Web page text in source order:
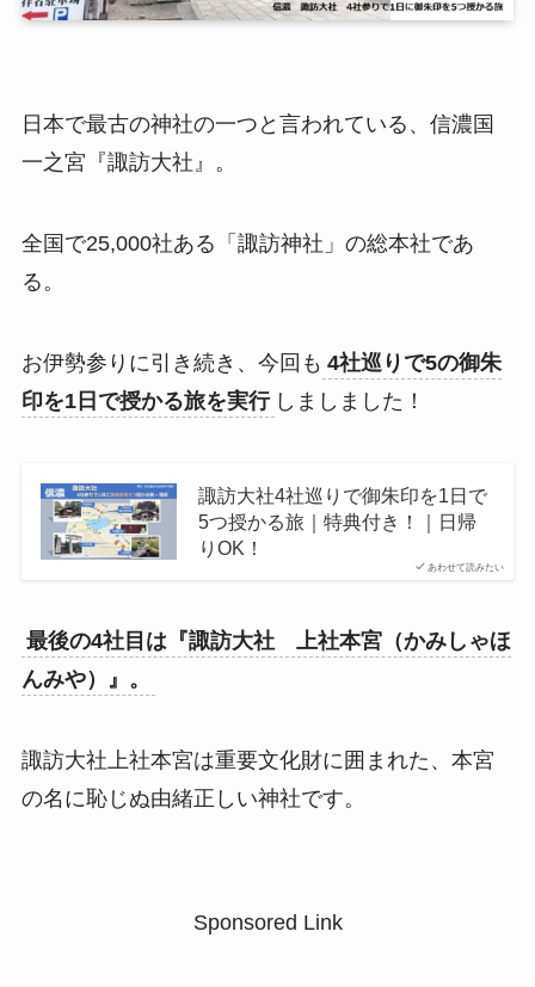
日本で最古の神社の一つと言われている、信濃国
一之宮『諏訪大社』。
全国で25,000社ある「諏訪神社」の総本社であ
る。
お伊勢参りに引き続き、今回も 4社巡りで5の御朱
印を1日で授かる旅を実行 しましました！
あわせて読みたい
諏訪大社4社巡りで御朱印を1日で
5つ授かる旅｜特典付き！｜日帰
りOK！
最後の4社目は『諏訪大社 上社本宮（かみしゃほ
んみや）』。
諏訪大社上社本宮は重要文化財に囲まれた、本宮
の名に恥じぬ由緒正しい神社です。
Sponsored Link